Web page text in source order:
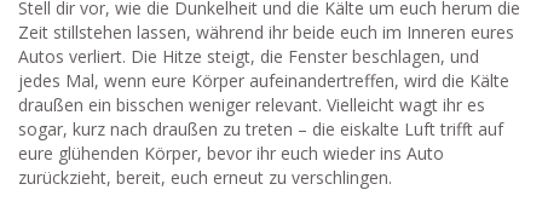
Stell dir vor, wie die Dunkelheit und die Kälte um euch herum die
Zeit stillstehen lassen, während ihr beide euch im Inneren eures
Autos verliert. Die Hitze steigt, die Fenster beschlagen, und
jedes Mal, wenn eure Körper aufeinandertreffen, wird die Kälte
draußen ein bisschen weniger relevant. Vielleicht wagt ihr es
sogar, kurz nach draußen zu treten – die eiskalte Luft trifft auf
eure glühenden Körper, bevor ihr euch wieder ins Auto
zurückzieht, bereit, euch erneut zu verschlingen.